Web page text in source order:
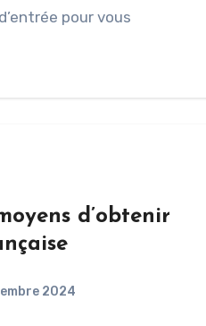
pour vous
d’obtenir
2024